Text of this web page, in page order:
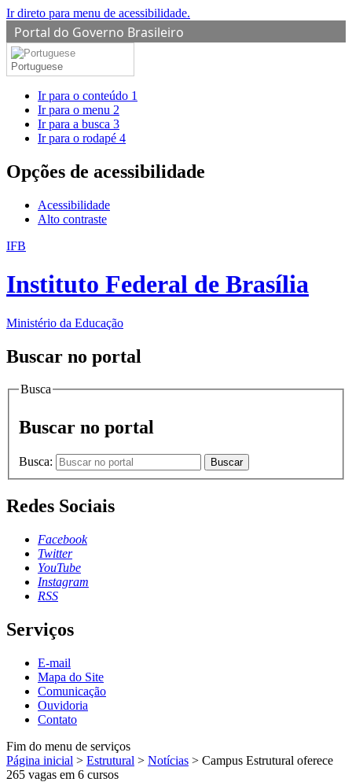
Ir direto para menu de acessibilidade.
Portal do Governo Brasileiro
Portuguese
Ir para o conteúdo 1
Ir para o menu 2
Ir para a busca 3
Ir para o rodapé 4
Opções de acessibilidade
Acessibilidade
Alto contraste
IFB
Instituto Federal de Brasília
Ministério da Educação
Buscar no portal
Busca
Buscar no portal
Busca: Buscar
Redes Sociais
Facebook
Twitter
YouTube
Instagram
RSS
Serviços
E-mail
Mapa do Site
Comunicação
Ouvidoria
Contato
Fim do menu de serviços
Página inicial > Estrutural > Notícias > Campus Estrutural oferece
265 vagas em 6 cursos